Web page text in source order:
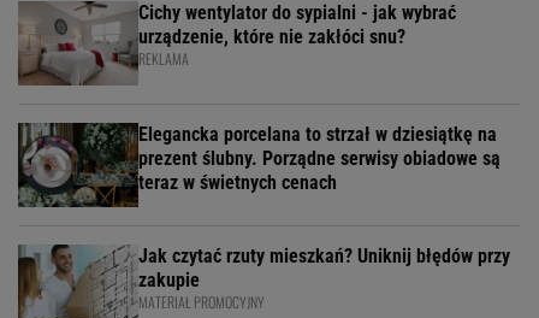
Cichy wentylator do sypialni - jak wybrać
urządzenie, które nie zakłóci snu?
REKLAMA
Elegancka porcelana to strzał w dziesiątkę na
prezent ślubny. Porządne serwisy obiadowe są
teraz w świetnych cenach
Jak czytać rzuty mieszkań? Uniknij błędów przy
zakupie
MATERIAŁ PROMOCYJNY